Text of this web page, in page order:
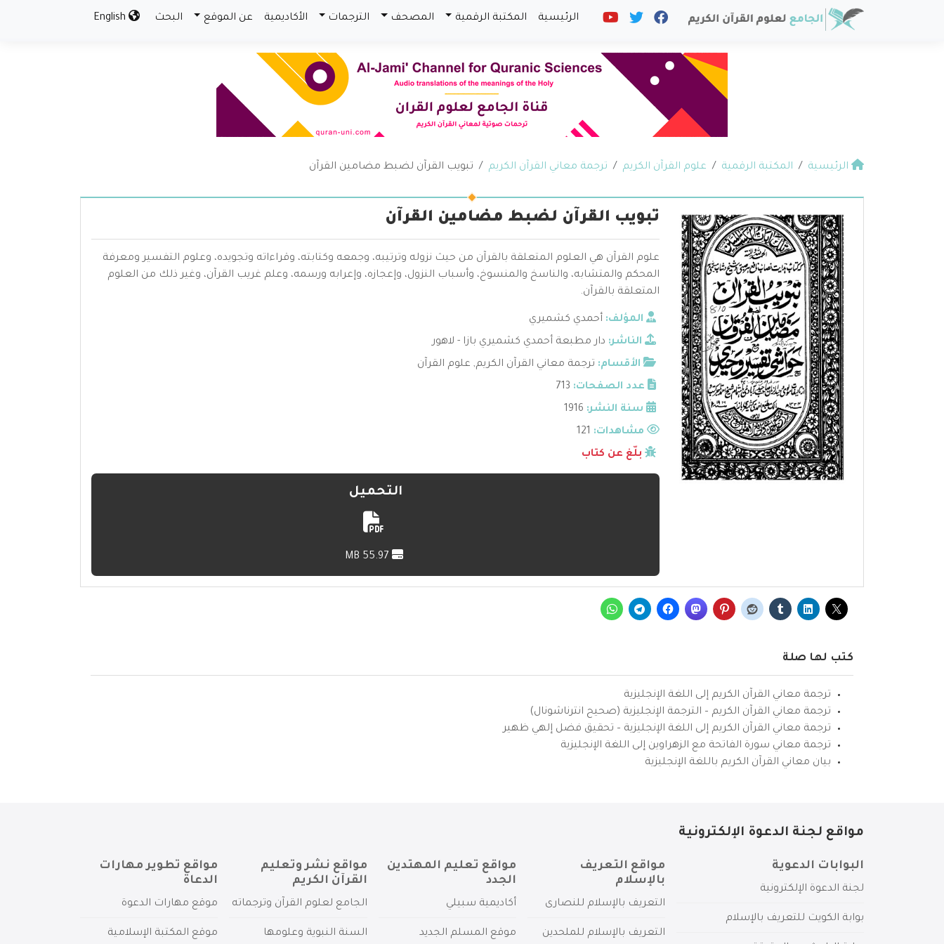
الرئيسية المكتبة الرقمية المصحف الترجمات الأكاديمية عن الموقع البحث
الرئيسية المكتبة الرقمية علوم القرآن الكريم ترجمة معاني القرآن الكريم تبويب القرآن لضبط مضامين القرآن
تبويب القرآن لضبط مضامين القرآن
علوم القرآن هي العلوم المتعلقة بالقرآن من حيث نزوله وترتيبه، وجمعه وكتابته، وقراءاته وتجويده، وعلوم التفسير ومعرفة
المحكم والمتشابه، والناسخ والمنسوخ، وأسباب النزول، وإعجازه، وإعرابه ورسمه، وعلم غريب القرآن، وغير ذلك من العلوم
المتعلقة بالقرآن.
المؤلف: أحمدي كشميري
الناشر: دار مطبعة أحمدي كشميري بازا - لاهور
الأقسام: ترجمة معاني القرآن الكريم, علوم القرآن
عدد الصفحات: 713
سنة النشر: 1916
مشاهدات:
بلّغ عن كتاب
التحميل
كتب لها صلة
ترجمة معاني القرآن الكريم إلى اللغة الإنجليزية
ترجمة معاني القرآن الكريم – الترجمة الإنجليزية (صحيح انترناشونال)
ترجمة معاني القرآن الكريم إلى اللغة الإنجليزية – تحقيق فضل إلهي ظهير
ترجمة معاني سورة الفاتحة مع الزهراوين إلى اللغة الإنجليزية
بيان معاني القرآن الكريم باللغة الإنجليزية
مواقع لجنة الدعوة الإلكترونية
البوابات الدعوية
لجنة الدعوة الإلكترونية
بوابة الكويت للتعريف بالإسلام
مواقع التعريف
بالإسلام
التعريف بالإسلام للنصارى
التعريف بالإسلام للملحدين
مواقع تعليم المهتدين
الجدد
أكاديمية سبيلي
موقع المسلم الجديد
مواقع نشر وتعليم
القرآن الكريم
الجامع لعلوم القرآن وترجماته
السنة النبوية وعلومها
مواقع تطوير مهارات
الدعاة
موقع مهارات الدعوة
موقع المكتبة الإسلامية